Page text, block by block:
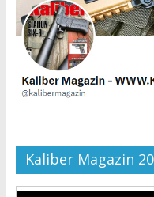
Kaliber Magazin